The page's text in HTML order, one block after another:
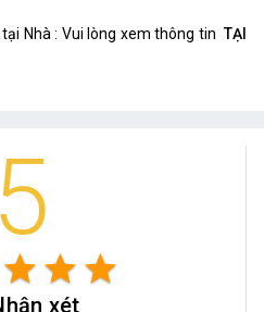
Nhà : Vui lòng xem thông tin TẠI
5
star star star
xét